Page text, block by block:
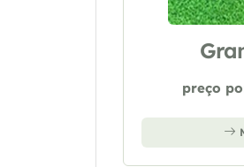
preço